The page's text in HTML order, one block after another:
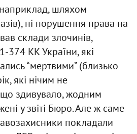
шляхом
ні порушення права на
склади злочинів,
374 КК України, які
“мертвими” (близько
які нічим не
що здивувало, жодним
у звіті Бюро. Але ж саме
покладали